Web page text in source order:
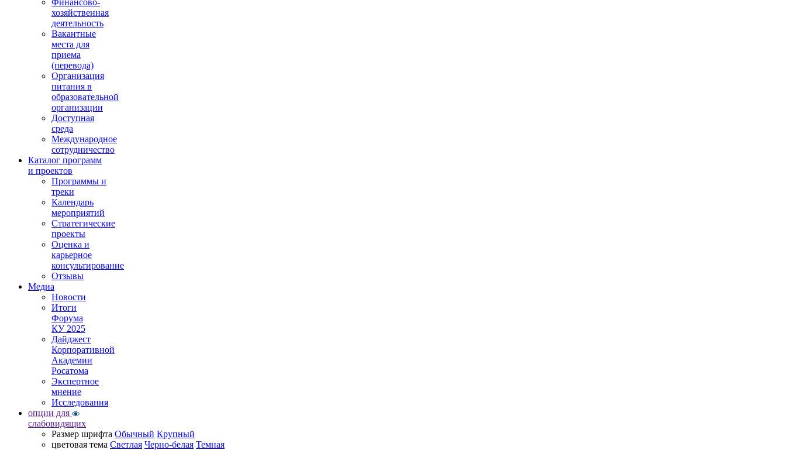
хозяйственная
деятельность
Вакантные
места для
приема
(перевода)
Организация
питания в
образовательной
организации
Доступная
среда
Международное
сотрудничество
Каталог программ
и проектов
Программы и
треки
Календарь
мероприятий
Стратегические
проекты
Оценка и
карьерное
консультирование
Отзывы
Медиа
Новости
Итоги
Форума
КУ 2025
Дайджест
Корпоративной
Академии
Росатома
Экспертное
мнение
Исследования
опции для
слабовидящих
Размер шрифта Обычный Крупный
цветовая тема Светлая Черно-белая Темная